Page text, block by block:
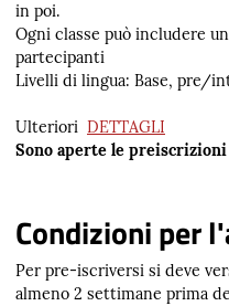
in poi.
Ogni classe può includere
partecipanti
Livelli di lingua: Base, pre/
Ulteriori DETTAGLI
Sono aperte le preiscrizioni
Condizioni per
Per pre-iscriversi si deve
almeno 2 settimane prima